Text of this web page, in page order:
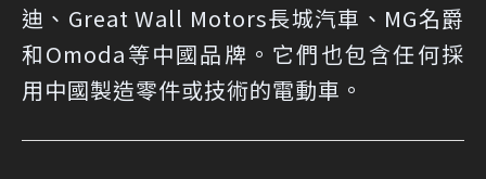
迪、Great Wall Motors長城汽車、MG名爵
和Omoda等中國品牌。它們也包含任何採
用中國製造零件或技術的電動車。